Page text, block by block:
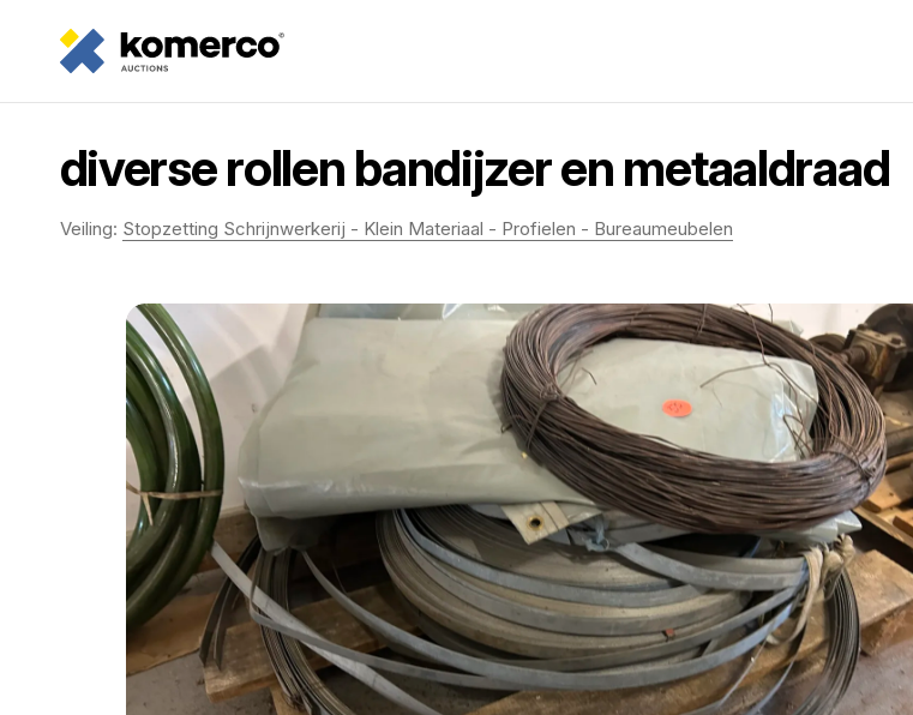
diverse rollen bandijzer en metaaldraad
Veiling: Stopzetting Schrijnwerkerij - Klein Materiaal - Profielen - Bureaumeubelen